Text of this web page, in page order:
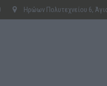
Ηρώων Πολυτεχνείου 6,